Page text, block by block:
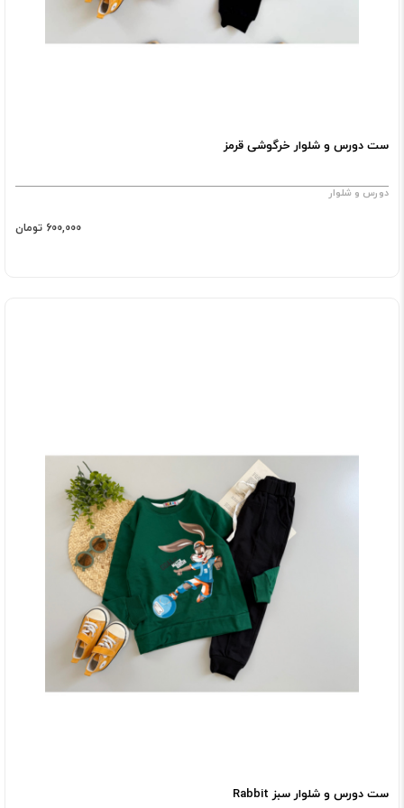
ست دورس و شلوار خرگوشی قرمز
دورس و شلوار
600,000 تومان
ست دورس و شلوار سبز Rabbit